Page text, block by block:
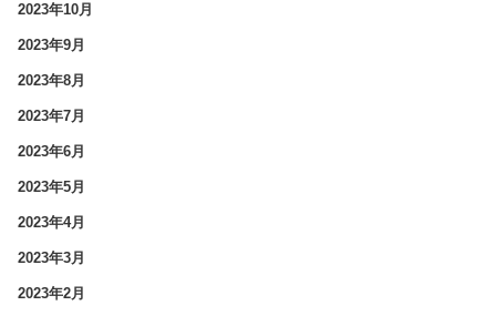
2023年10月
2023年9月
2023年8月
2023年7月
2023年6月
2023年5月
2023年4月
2023年3月
2023年2月